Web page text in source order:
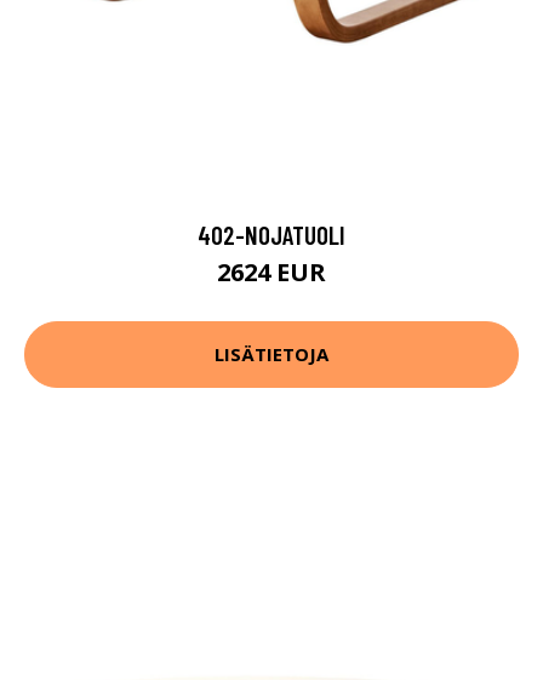
402-NOJATUOLI
2624 EUR
LISÄTIETOJA